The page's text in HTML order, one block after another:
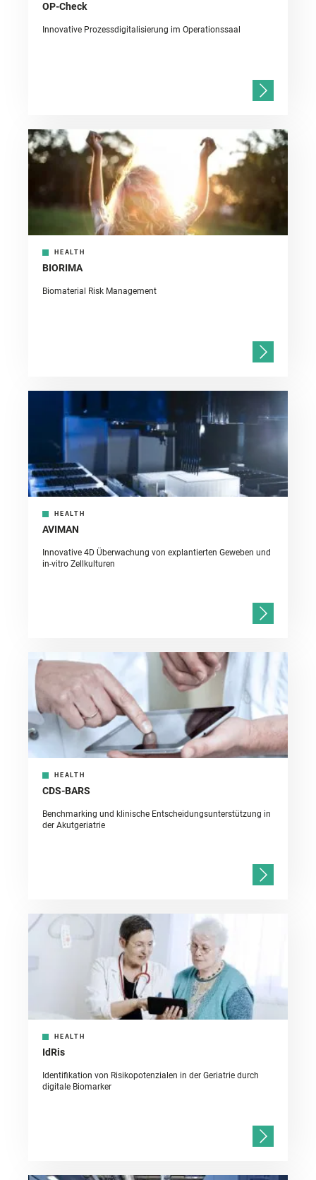
OP-Check
Innovative Prozessdigitalisierung im Operationssaal
HEALTH
BIORIMA
Biomaterial Risk Management
HEALTH
AVIMAN
Innovative 4D Überwachung von explantierten Geweben und
in-vitro Zellkulturen
HEALTH
CDS-BARS
Benchmarking und klinische Entscheidungsunterstützung in
der Akutgeriatrie
HEALTH
IdRis
Identifikation von Risikopotenzialen in der Geriatrie durch
digitale Biomarker